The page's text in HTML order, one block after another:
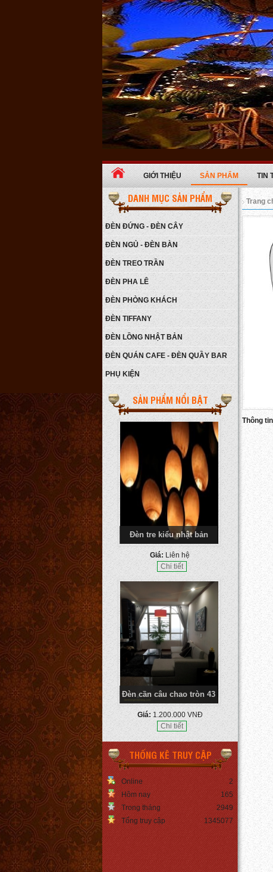
GIỚI THIỆU SẢN PHẨM TIN
DANH MỤC SẢN PHẨM
ĐÈN ĐỨNG - ĐÈN CÂY
ĐÈN NGỦ - ĐÈN BÀN
ĐÈN TREO TRẦN
ĐÈN PHA LÊ
ĐÈN PHÒNG KHÁCH
ĐÈN TIFFANY
ĐÈN LỒNG NHẬT BẢN
ĐÈN QUÁN CAFE - ĐÈN QUẦY BAR
PHỤ KIỆN
SẢN PHẨM NỔI BẬT
Đèn ngủ ba chân gỗ
Giá: 650.000 VNĐ
Chi tiết
Đèn ngủ N42-24GN10-450
LEN
Giá:450.000 VNĐ
Chi tiết
Đèn tre kiểu nhật bản
Giá: Liên hệ
Chi tiết
Đèn cần câu chao tròn 43
Giá: 1.200.000 VNĐ
Chi tiết
Đèn ngủ chân hình thang
THỐNG KÊ TRUY CẬP
Online
2
Hôm nay
165
Trong tháng
2949
Tổng truy cập
1345077
Trang
Thông